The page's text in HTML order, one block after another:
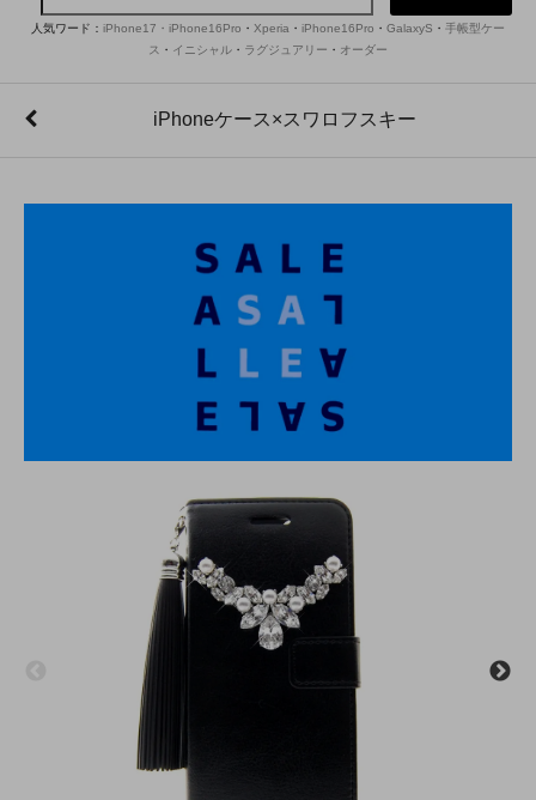
人気ワード： iPhone17・iPhone16Pro ・ Xperia ・ iPhone16Pro ・ GalaxyS ・ 手帳型ケー
ス ・ イニシャル ・ ラグジュアリー ・ オーダー
iPhoneケース×スワロフスキー